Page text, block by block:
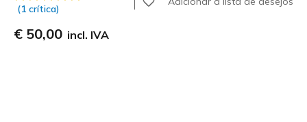
(1 crítica)
€ 50,00 incl. IVA